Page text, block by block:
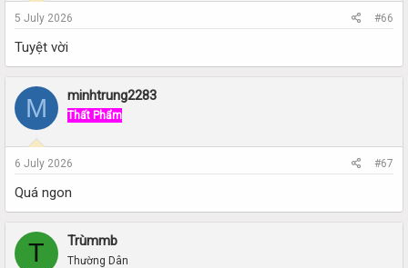
5 July 2026 #66
Tuyệt vời
M minhtrung2283
Thất Phẩm
6 July 2026 #67
Quá ngon
T Trùmmb
Thường Dân